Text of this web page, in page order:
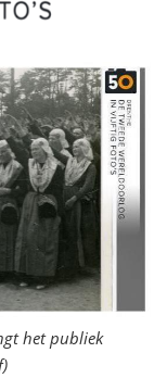
het publiek